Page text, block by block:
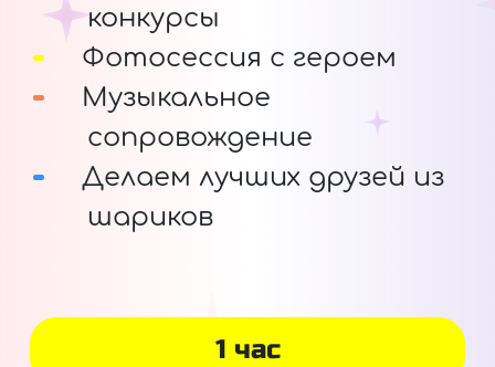
конкурсы
Фотосессия с героем
Музыкальное
сопровождение
Делаем лучших друзей из
шариков
1 час